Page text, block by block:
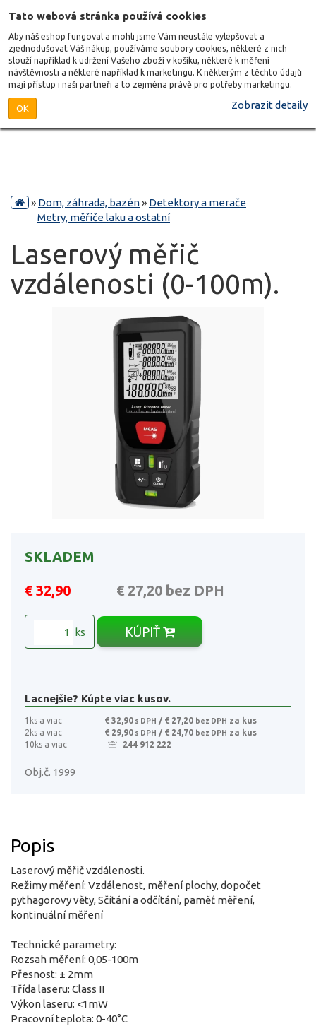
Tato webová stránka používá cookies
Aby náš eshop fungoval a mohli jsme Vám neustále vylepšovat a
zjednodušovat Váš nákup, používáme soubory cookies, některé z nich
slouží například k udržení Vašeho zboží v košíku, některé k měření
návštěvnosti a některé například k marketingu. K některým z těchto údajů
mají přístup i naši partneři a to zejména právě pro potřeby marketingu.
OK Zobrazit detaily
» Dom, záhrada, bazén» Detektory a merače
Metry, měřiče laku a ostatní
Laserový měřič
vzdálenosti (0-100m).
SKLADEM
€ 32,90 € 27,20 bez DPH
ks KÚPIŤ
Lacnejšie? Kúpte viac kusov.
1ks a viac € 32,90 s DPH / € 27,20 bez DPH za kus
2ks a viac
€ 29,90 s DPH / € 24,70 bez DPH za kus
10ks a viac
244 912 222
Obj.č. 1999
Popis
Laserový měřič vzdálenosti.
Režimy měření: Vzdálenost, měření plochy, dopočet
pythagorovy věty, Sčítání a odčítání, paměť měření,
kontinuální měření
Technické parametry:
Rozsah měření: 0,05-100m
Přesnost: ± 2mm
Třída laseru: Class II
Výkon laseru: <1mW
Pracovní teplota: 0-40°C